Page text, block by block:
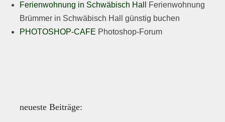
Ferienwohnung in Schwäbisch Hall
Ferienwohnung
Brümmer in Schwäbisch Hall günstig buchen
PHOTOSHOP-CAFE Photoshop-Forum
neueste Beiträge: